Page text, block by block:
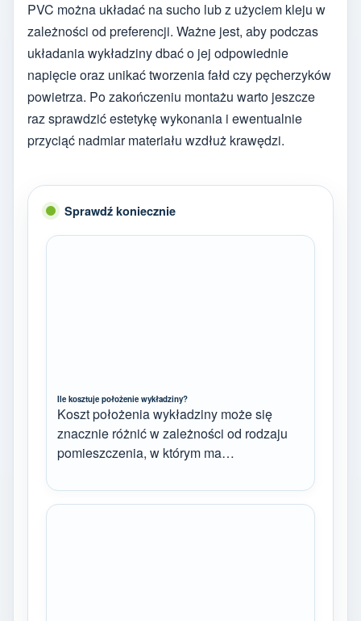
PVC można układać na sucho lub z użyciem kleju w
zależności od preferencji. Ważne jest, aby podczas
układania wykładziny dbać o jej odpowiednie
napięcie oraz unikać tworzenia fałd czy pęcherzyków
powietrza. Po zakończeniu montażu warto jeszcze
raz sprawdzić estetykę wykonania i ewentualnie
przyciąć nadmiar materiału wzdłuż krawędzi.
Sprawdź koniecznie
Ile kosztuje położenie wykładziny?
Koszt położenia wykładziny może się
znacznie różnić w zależności od rodzaju
pomieszczenia, w którym ma…